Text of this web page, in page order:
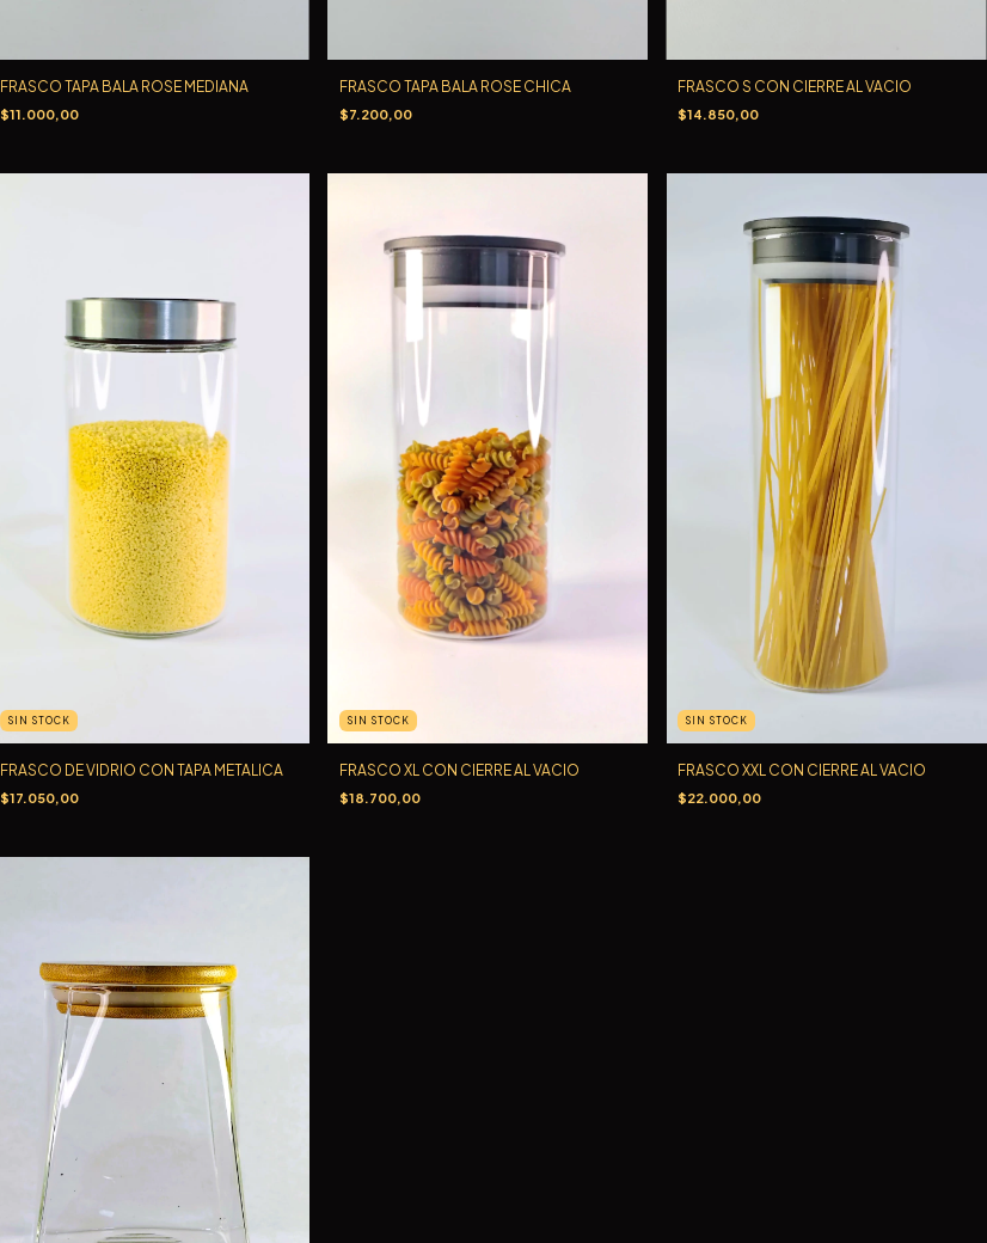
FRASCO TAPA BALA ROSE MEDIANA
$11.000,00
FRASCO TAPA BALA ROSE CHICA
$7.200,00
FRASCO S CON CIERRE AL VACIO
$14.850,00
SIN STOCK
FRASCO DE VIDRIO CON TAPA METALICA
$17.050,00
SIN STOCK
FRASCO XL CON CIERRE AL VACIO
$18.700,00
SIN STOCK
FRASCO XXL CON CIERRE AL VACIO
$22.000,00